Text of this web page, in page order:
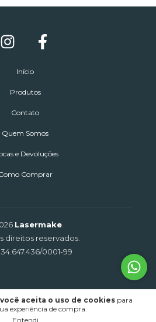
você aceita o uso de cookiespara
experiência de compra.
Entendi
Início
Produtos
Contato
Quem Somos
e Devoluções
Comprar
Lasermake
direitos reservados.
0001-99